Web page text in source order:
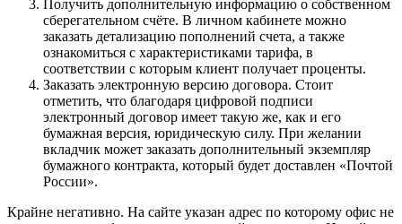
Получить дополнительную информацию о собственном
сберегательном счёте. В личном кабинете можно
заказать детализацию пополнений счета, а также
ознакомиться с характеристиками тарифа, в
соответствии с которым клиент получает проценты.
Заказать электронную версию договора. Стоит
отметить, что благодаря цифровой подписи
электронный договор имеет такую же, как и его
бумажная версия, юридическую силу. При желании
вкладчик может заказать дополнительный экземпляр
бумажного контракта, который будет доставлен «Почтой
России».
Крайне негативно. На сайте указан адрес по которому офис не